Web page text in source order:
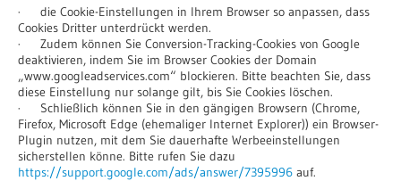
· die Cookie-Einstellungen in Ihrem Browser so anpassen, dass
Cookies Dritter unterdrückt werden.
· Zudem können Sie Conversion-Tracking-Cookies von Google
deaktivieren, indem Sie im Browser Cookies der Domain
„www.googleadservices.com“ blockieren. Bitte beachten Sie, dass
diese Einstellung nur solange gilt, bis Sie Cookies löschen.
· Schließlich können Sie in den gängigen Browsern (Chrome,
Firefox, Microsoft Edge (ehemaliger Internet Explorer)) ein Browser-
Plugin nutzen, mit dem Sie dauerhafte Werbeeinstellungen
sicherstellen könne. Bitte rufen Sie dazu
https://support.google.com/ads/answer/7395996 auf.